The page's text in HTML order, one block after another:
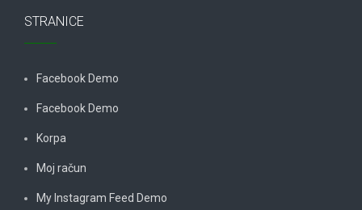
STRANICE
Facebook Demo
Facebook Demo
Korpa
Moj račun
My Instagram Feed Demo